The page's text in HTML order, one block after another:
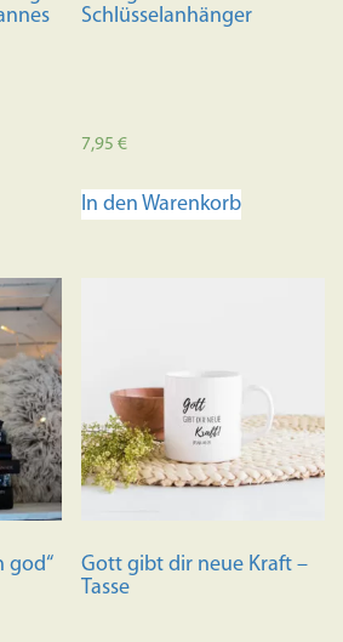
Schlüsselanhänger
7,95€
In den Warenkorb
god“
Gott gibt dir neue Kraft –
Tasse